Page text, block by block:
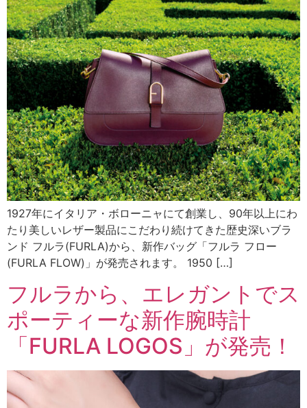
1927年にイタリア・ボローニャにて創業し、90年以上にわ
たり美しいレザー製品にこだわり続けてきた歴史深いブラ
ンド フルラ(FURLA)から、新作バッグ「フルラ フロー
(FURLA FLOW)」が発売されます。 1950 […]
フルラから、エレガントでス
ポーティーな新作腕時計
「FURLA LOGOS」が発売！